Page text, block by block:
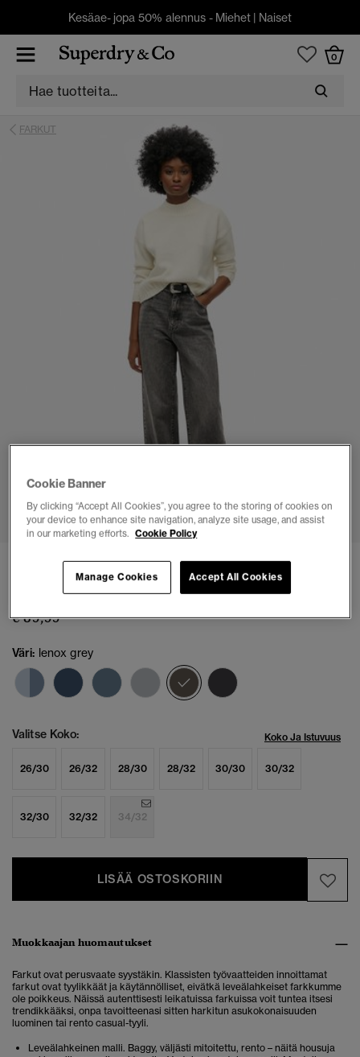
Kesäae- jopa 50% alennus - Miehet | Naiset
0
FARKUT
Luomupuuvillaiset leveälahkeiset farkut
€ 89,99
Väri: lenox grey
valittu
Valitse Koko: Koko Ja Istuvuus
26/30 26/32 28/30 28/32 30/30 30/32
32/30 32/32 34/32
LISÄÄ OSTOSKORIIN
Muokkaajan huomautukset
Farkut ovat perusvaate syystäkin. Klassisten työvaatteiden innoittamat
farkut ovat tyylikkäät ja käytännölliset, eivätkä leveälahkeiset farkkumme
ole poikkeus. Näissä autenttisesti leikatuissa farkuissa voit tuntea itsesi
trendikkääksi, onpa tavoitteenasi sitten harkitun asukokonaisuuden
luominen tai rento casual-tyyli.
Leveälahkeinen malli. Baggy, väljästi mitoitettu, rento – näitä housuja
Cookie Banner
By clicking “Accept All Cookies”, you agree to the storing of cookies on
your device to enhance site navigation, analyze site usage, and assist
in our marketing efforts. Cookie Policy
Accept All Cookies
Manage Cookies